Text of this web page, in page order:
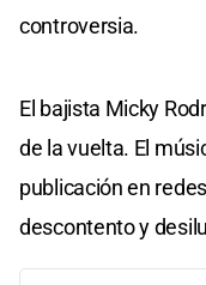
controversia.
El bajista Micky
de la vuelta. El
publicación en
descontento y